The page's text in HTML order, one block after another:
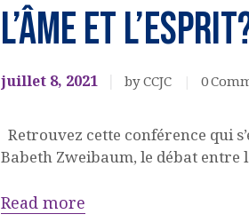
l’âme et
juillet 8, 2021 by CCJC 0
Retrouvez cette conférence qui
Babeth Zweibaum, le débat
Read more